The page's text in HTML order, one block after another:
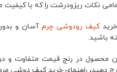
نکات ریزودرشت را که با کیفیت
خریدکیف رودوشی چرم آسان و
باشید.
محصول در رنج قیمت متفاوت و